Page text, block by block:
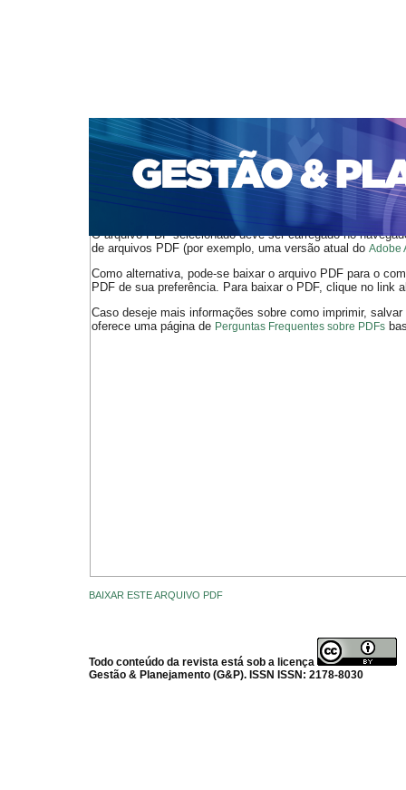
CAPA SOBRE ACESSO CADASTRO
PORTAL DE REVISTAS DA UNIFACS
SUBMISSÕES
PARA SUBMISSÃO DE ARTIGOS
TUTORIAL PARA
Capa Saraiva
O arquivo PDF selecionado deve ser carregado no
de arquivos PDF (por exemplo, uma versão atual do Adobe
Como alternativa, pode-se baixar o arquivo PDF para o
PDF de sua preferência. Para baixar o PDF, clique no link
Caso deseje mais informações sobre como imprimir,
oferece uma página de Perguntas Frequentes sobre PDFs
BAIXAR ESTE ARQUIVO PDF
Todo conteúdo da revista está sob a licença
Gestão & Planejamento (G&P). ISSN ISSN: 2178-8030